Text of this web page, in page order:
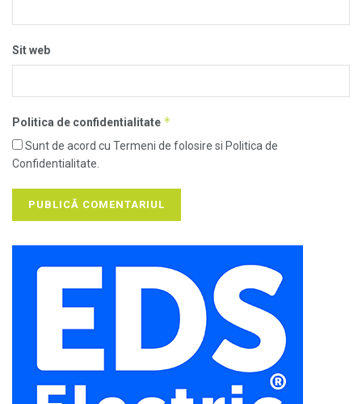
Sit web
Politica de confidentialitate *
Sunt de acord cu Termeni de folosire si Politica de
Confidentialitate.